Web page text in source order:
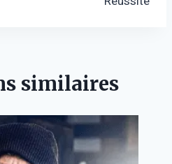
similaires